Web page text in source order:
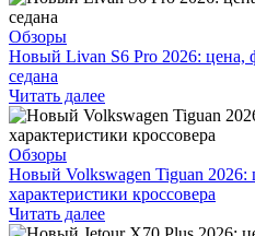
Обзоры
Новый Livan S6 Pro 2026: цена,
седана
Читать далее
Обзоры
Новый Volkswagen Tiguan 2026:
характеристики кроссовера
Читать далее